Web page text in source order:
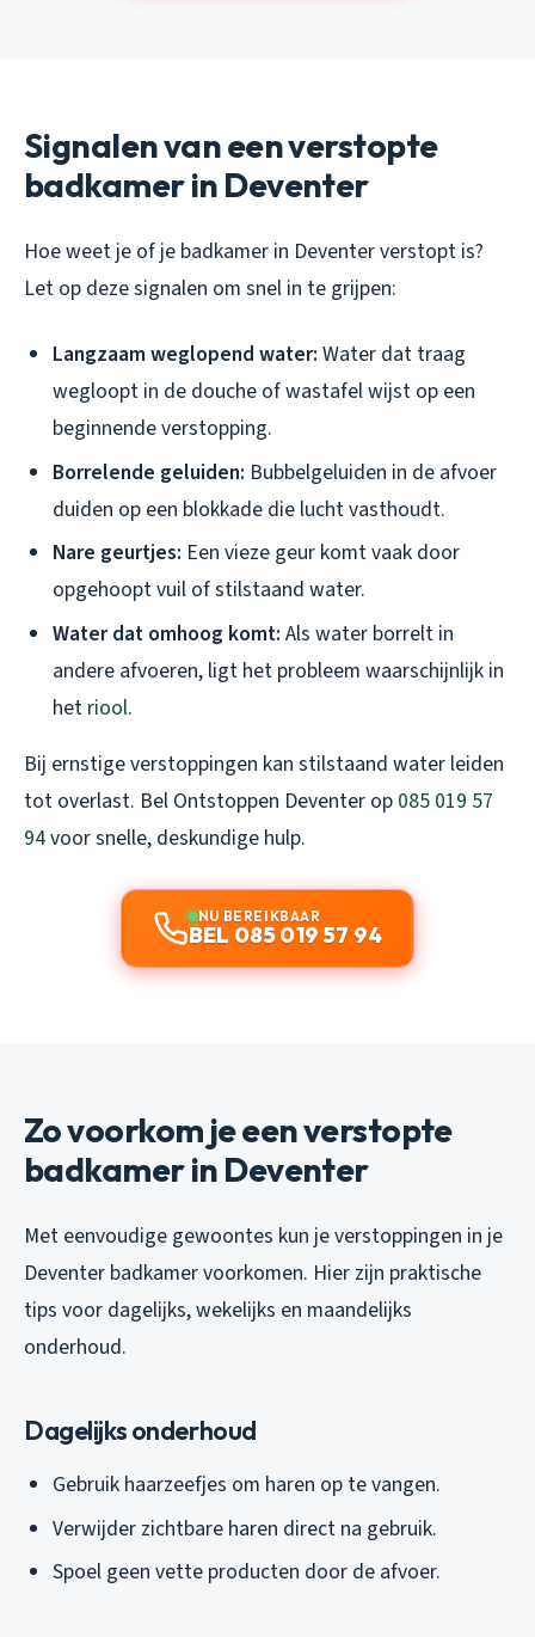
Signalen van een verstopte
badkamer in Deventer
Hoe weet je of je badkamer in Deventer verstopt is?
Let op deze signalen om snel in te grijpen:
Langzaam weglopend water: Water dat traag
wegloopt in de douche of wastafel wijst op een
beginnende verstopping.
Borrelende geluiden: Bubbelgeluiden in de afvoer
duiden op een blokkade die lucht vasthoudt.
Nare geurtjes: Een vieze geur komt vaak door
opgehoopt vuil of stilstaand water.
Water dat omhoog komt: Als water borrelt in
andere afvoeren, ligt het probleem waarschijnlijk in
het riool.
Bij ernstige verstoppingen kan stilstaand water leiden
tot overlast. Bel Ontstoppen Deventer op 085 019 57
94voor snelle, deskundige hulp.
NU BEREIKBAAR
BEL 085 019 57 94
Zo voorkom je een verstopte
badkamer in Deventer
Met eenvoudige gewoontes kun je verstoppingen in je
Deventer badkamer voorkomen. Hier zijn praktische
tips voor dagelijks, wekelijks en maandelijks
onderhoud.
Dagelijks onderhoud
Gebruik haarzeefjes om haren op te vangen.
Verwijder zichtbare haren direct na gebruik.
Spoel geen vette producten door de afvoer.